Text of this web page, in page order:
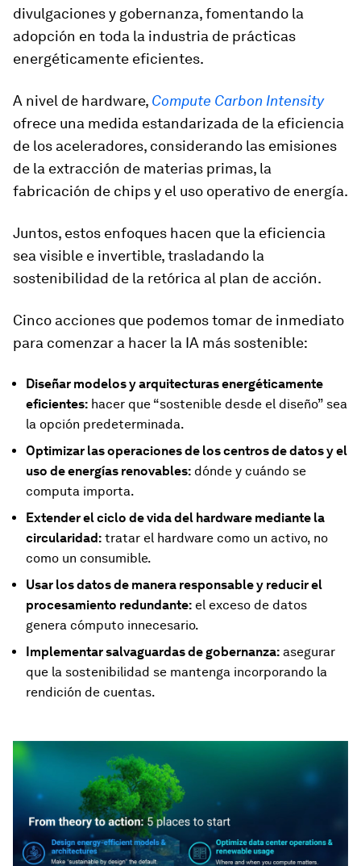
divulgaciones y gobernanza, fomentando la
adopción en toda la industria de prácticas
energéticamente eficientes.
A nivel de hardware, Compute Carbon Intensity
ofrece una medida estandarizada de la eficiencia
de los aceleradores, considerando las emisiones
de la extracción de materias primas, la
fabricación de chips y el uso operativo de energía.
Juntos, estos enfoques hacen que la eficiencia
sea visible e invertible, trasladando la
sostenibilidad de la retórica al plan de acción.
Cinco acciones que podemos tomar de inmediato
para comenzar a hacer la IA más sostenible:
Diseñar modelos y arquitecturas energéticamente
eficientes: hacer que “sostenible desde el diseño” sea
la opción predeterminada.
Optimizar las operaciones de los centros de datos y el
uso de energías renovables: dónde y cuándo se
computa importa.
Extender el ciclo de vida del hardware mediante la
circularidad: tratar el hardware como un activo, no
como un consumible.
Usar los datos de manera responsable y reducir el
procesamiento redundante: el exceso de datos
genera cómputo innecesario.
Implementar salvaguardas de gobernanza: asegurar
que la sostenibilidad se mantenga incorporando la
rendición de cuentas.